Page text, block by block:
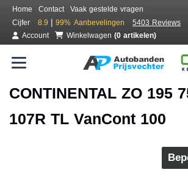
Home Contact
Vaak gestelde vragen
Cijfer
8.9 | 99% Aanbevelingen
5403 Reviews
Account
Winkelwagen (0 artikelen)
CONTINENTAL ZO 195
107R TL VanCont 100